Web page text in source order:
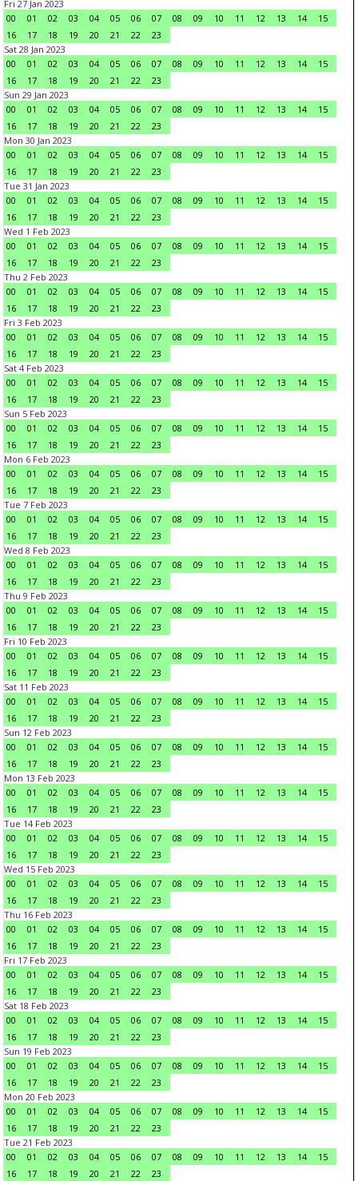
Fri 27 Jan 2023
00
01 02 03 04 05 06 07 08 09 10 11 12 13 14
15
16
17 18 19 20 21 22
23
Sat 28 Jan 2023
00
01 02 03 04 05 06 07 08 09 10 11 12 13 14
15
16
17 18 19 20 21 22
23
Sun 29 Jan 2023
00
01 02 03 04 05 06 07 08 09 10 11 12 13 14
15
16
17 18 19 20 21 22
23
Mon 30 Jan 2023
00
01 02 03 04 05 06 07 08 09 10 11 12 13 14
15
16
17 18 19 20 21 22
23
Tue 31 Jan 2023
00
01 02 03 04 05 06 07 08 09 10 11 12 13 14
15
16
17 18 19 20 21 22
23
Wed 1 Feb 2023
00
01 02 03 04 05 06 07 08 09 10 11 12 13 14
15
16
17 18 19 20 21 22
23
Thu 2 Feb 2023
00
01 02 03 04 05 06 07 08 09 10 11 12 13 14
15
16
17 18 19 20 21 22
23
Fri 3 Feb 2023
00
01 02 03 04 05 06 07 08 09 10 11 12 13 14
15
16
17 18 19 20 21 22
23
Sat 4 Feb 2023
00
01 02 03 04 05 06 07 08 09 10 11 12 13 14
15
16
17 18 19 20 21 22
23
Sun 5 Feb 2023
00
01 02 03 04 05 06 07 08 09 10 11 12 13 14
15
16
17 18 19 20 21 22
23
Mon 6 Feb 2023
00
01 02 03 04 05 06 07 08 09 10 11 12 13 14
15
16
17 18 19 20 21 22
23
Tue 7 Feb 2023
00
01 02 03 04 05 06 07 08 09 10 11 12 13 14
15
16
17 18 19 20 21 22
23
Wed 8 Feb 2023
00
01 02 03 04 05 06 07 08 09 10 11 12 13 14
15
16
17 18 19 20 21 22
23
Thu 9 Feb 2023
00
01 02 03 04 05 06 07 08 09 10 11 12 13 14
15
16
17 18 19 20 21 22
23
Fri 10 Feb 2023
00
01 02 03 04 05 06 07 08 09 10 11 12 13 14
15
16
17 18 19 20 21 22
23
Sat 11 Feb 2023
00
01 02 03 04 05 06 07 08 09 10 11 12 13 14
15
16
17 18 19 20 21 22
23
Sun 12 Feb 2023
00
01 02 03 04 05 06 07 08 09 10 11 12 13 14
15
16
17 18 19 20 21 22
23
Mon 13 Feb 2023
00
01 02 03 04 05 06 07 08 09 10 11 12 13 14
15
16
17 18 19 20 21 22
23
Tue 14 Feb 2023
00
01 02 03 04 05 06 07 08 09 10 11 12 13 14
15
16
17 18 19 20 21 22
23
Wed 15 Feb 2023
00
01 02 03 04 05 06 07 08 09 10 11 12 13 14
15
16
17 18 19 20 21 22
23
Thu 16 Feb 2023
00
01 02 03 04 05 06 07 08 09 10 11 12 13 14
15
16
17 18 19 20 21 22
23
Fri 17 Feb 2023
00
01 02 03 04 05 06 07 08 09 10 11 12 13 14
15
16
17 18 19 20 21 22
23
Sat 18 Feb 2023
00
01 02 03 04 05 06 07 08 09 10 11 12 13 14
15
16
17 18 19 20 21 22
23
Sun 19 Feb 2023
00
01 02 03 04 05 06 07 08 09 10 11 12 13 14
15
16
17 18 19 20 21 22
23
Mon 20 Feb 2023
00
01 02 03 04 05 06 07 08 09 10 11 12 13 14
15
16
17 18 19 20 21 22
23
Tue 21 Feb 2023
00
01 02 03 04 05 06 07 08 09 10 11 12 13 14
15
16
17 18 19 20 21 22
23